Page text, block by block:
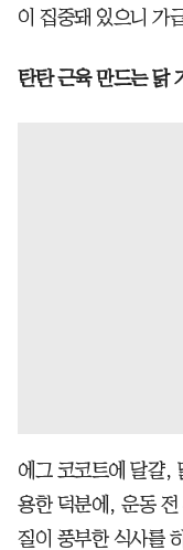
이 집중돼 있으니 가
탄탄 근육 만드는 닭
에그 코코트에 달걀,
용한 덕분에, 운동 전
질이 풍부한 식사를